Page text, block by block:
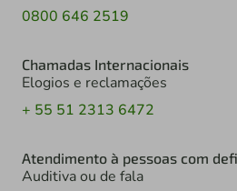
0800 646 2519
Chamadas Internacionais
Elogios e reclamações
+ 55 51 2313 6472
Atendimento à pessoas com
Auditiva ou de fala